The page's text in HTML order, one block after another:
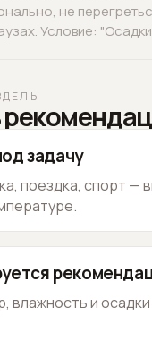
не
Условие:
задачу
поездка, спорт —
влажность и